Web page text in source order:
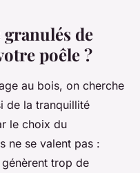
de
poêle ?
au bois, on cherche
de la tranquillité
le choix du
ne se valent pas :
génèrent trop de